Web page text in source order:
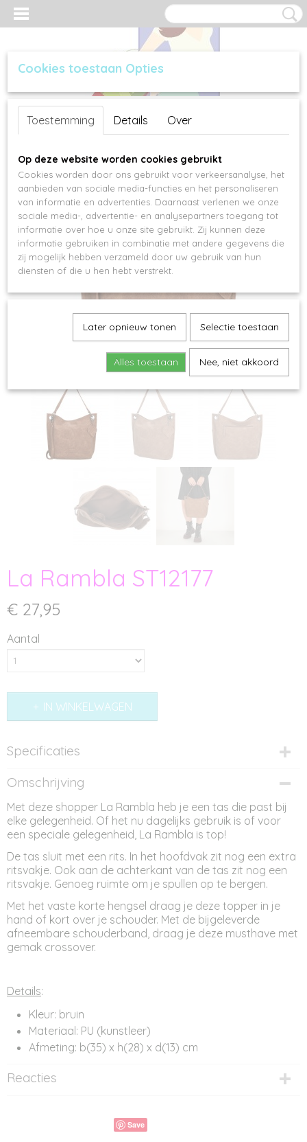
Inloggen Registreren
La Rambla ST12177
€ 27,95
Aantal
IN WINKELWAGEN
Specificaties
Productcode
ST12177
Afmetingen (l,b,h)
35 x 13 x 28 cm
Omschrijving
Met deze shopper La Rambla heb je een tas die past bij
elke gelegenheid. Of het nu dagelijks gebruik is of voor
een speciale gelegenheid, La Rambla is top!
De tas sluit met een rits. In het hoofdvak zit nog een extra
ritsvakje. Ook aan de achterkant van de tas zit nog een
ritsvakje. Genoeg ruimte om je spullen op te bergen.
Met het vaste korte hengsel draag je deze topper in je
hand of kort over je schouder. Met de bijgeleverde
afneembare schouderband, draag je deze musthave met
gemak crossover.
Details:
Kleur: bruin
Materiaal: PU (kunstleer)
Afmeting: b(35) x h(28) x d(13) cm
Reacties
Save
Cookies toestaan Opties
Toestemming Details Over
Op deze website worden cookies gebruikt
Cookies worden door ons gebruikt voor verkeersanalyse, het
aanbieden van sociale media-functies en het personaliseren
van informatie en advertenties. Daarnaast verlenen we onze
sociale media-, advertentie- en analysepartners toegang tot
informatie over hoe u onze site gebruikt. Zij kunnen deze
informatie gebruiken in combinatie met andere gegevens die
zij mogelijk hebben verzameld door uw gebruik van hun
diensten of die u hen hebt verstrekt.
Later opnieuw tonen Selectie toestaan
Alles toestaan Nee, niet akkoord